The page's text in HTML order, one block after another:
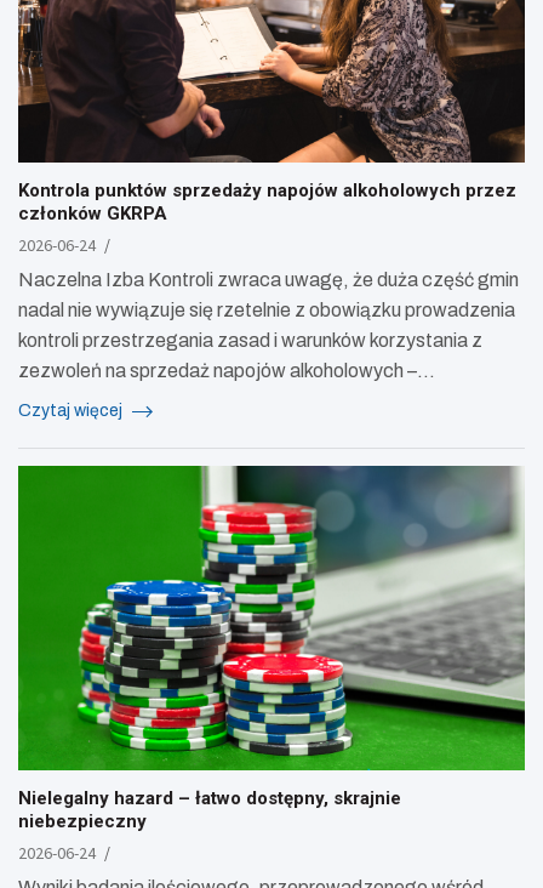
Kontrola punktów sprzedaży napojów alkoholowych przez
członków GKRPA
2026-06-24
Naczelna Izba Kontroli zwraca uwagę, że duża część gmin
nadal nie wywiązuje się rzetelnie z obowiązku prowadzenia
kontroli przestrzegania zasad i warunków korzystania z
zezwoleń na sprzedaż napojów alkoholowych –…
Czytaj więcej
Nielegalny hazard – łatwo dostępny, skrajnie
niebezpieczny
2026-06-24